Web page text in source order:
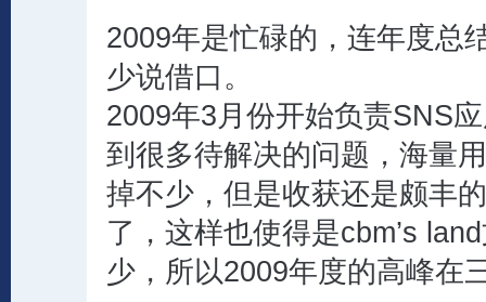
2009年是忙碌的，连年度总
少说借口。
2009年3月份开始负责SNS
到很多待解决的问题，海量
掉不少，但是收获还是颇丰
了，这样也使得是cbm’s
少，所以2009年度的高峰在